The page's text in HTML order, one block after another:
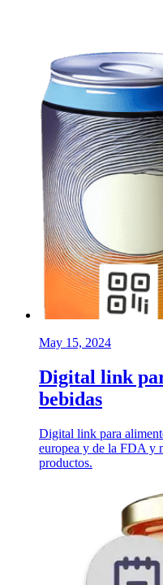
May 15, 2024
Digital link
bebidas
Digital link para
europea y de la FDA y
productos.